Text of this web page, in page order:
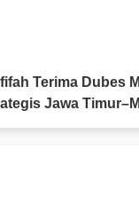
Terima Dubes
Jawa